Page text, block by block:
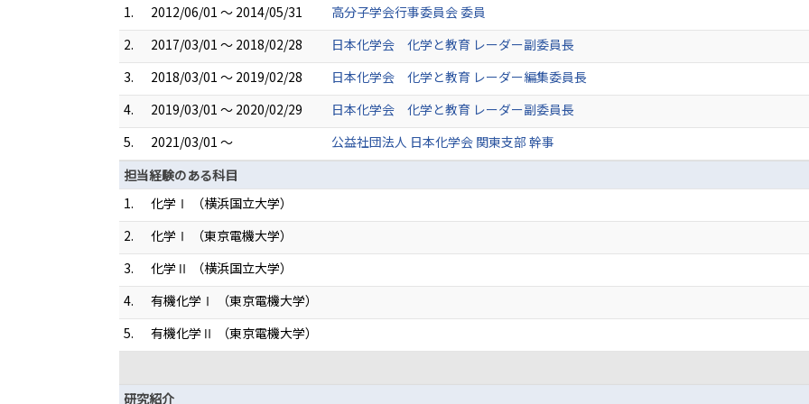
1.
2012/06/01 ～ 2014/05/31
高分子学会行事委員会 委員
2.
2017/03/01 ～ 2018/02/28
日本化学会 化学と教育 レーダー副委員長
3.
2018/03/01 ～ 2019/02/28
日本化学会 化学と教育 レーダー編集委員長
4.
2019/03/01 ～ 2020/02/29
日本化学会 化学と教育 レーダー副委員長
5.
2021/03/01 ～
公益社団法人 日本化学会 関東支部 幹事
担当経験のある科目
1.
化学Ⅰ （横浜国立大学）
2.
化学Ⅰ （東京電機大学）
3.
化学Ⅱ （横浜国立大学）
4.
有機化学Ⅰ （東京電機大学）
5.
有機化学Ⅱ （東京電機大学）
研究紹介